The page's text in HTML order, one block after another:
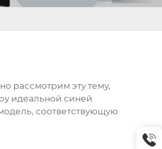
рассмотрим эту тему,
идеальной синей
соответствующую